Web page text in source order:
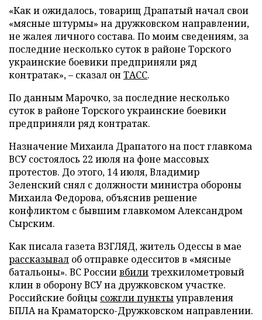
«Как и ожидалось, товарищ Драпатый начал свои
«мясные штурмы» на дружковском направлении,
не жалея личного состава. По моим сведениям, за
последние несколько суток в районе Торского
украинские боевики предприняли ряд
контратак», – сказал он ТАСС.
По данным Марочко, за последние несколько
суток в районе Торского украинские боевики
предприняли ряд контратак.
Назначение Михаила Драпатого на пост главкома
ВСУ состоялось 22 июля на фоне массовых
протестов. До этого, 14 июля, Владимир
Зеленский снял с должности министра обороны
Михаила Федорова, объяснив решение
конфликтом с бывшим главкомом Александром
Сырским.
Как писала газета ВЗГЛЯД, житель Одессы в мае
рассказывал об отправке одесситов в «мясные
батальоны». ВС Россиивбили трехкилометровый
клин в оборону ВСУ на дружковском участке.
Российские бойцы сожгли пунктыуправления
БПЛА на Краматорско-Дружковском направлении.